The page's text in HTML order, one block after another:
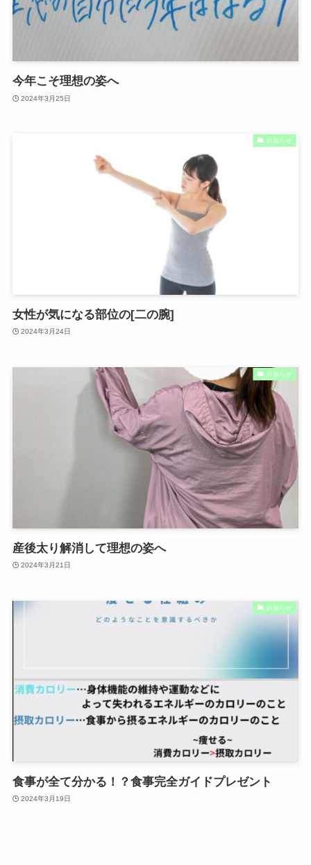
今年こそ理想の姿へ
2024年3月25日
お知らせ
女性が気になる部位の[二の腕]
2024年3月24日
お知らせ
産後太り解消して理想の姿へ
2024年3月21日
お知らせ
食事が全て分かる！？食事完全ガイドプレゼント
2024年3月19日